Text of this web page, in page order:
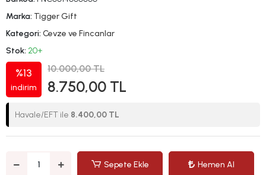
Marka: Tigger Gift
Kategori: Cevze ve Fincanlar
Stok: 20+
%13
indirim
10.000,00 TL
8.750,00 TL
Havale/EFT ile 8.400,00 TL
Sepete Ekle Hemen Al